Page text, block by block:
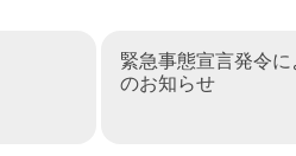
緊急事態宣言発令
のお知らせ